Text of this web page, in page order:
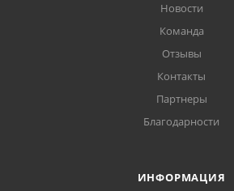
Новости
Команда
Отзывы
Контакты
Партнеры
Благодарности
ИНФОРМАЦИЯ